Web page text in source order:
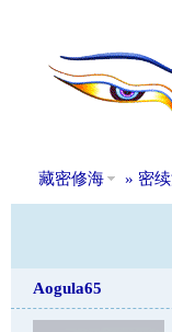
藏密修海 » 密
Aogula65